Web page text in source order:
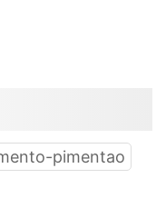
pimentao